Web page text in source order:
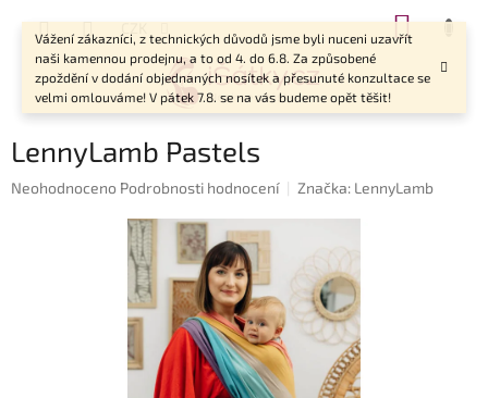
Vážení zákazníci, z technických důvodů jsme byli nuceni uzavřít
naši kamennou prodejnu, a to od 4. do 6.8. Za způsobené
zpoždění v dodání objednaných nosítek a přesunuté konzultace se
velmi omlouváme! V pátek 7.8. se na vás budeme opět těšit!
CZK
LennyLamb Pastels
Průměrné
Neohodnoceno Podrobnosti hodnocení Značka: LennyLamb